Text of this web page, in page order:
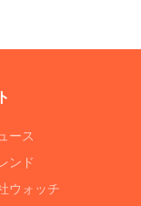
ース
ンド
ウォッチ